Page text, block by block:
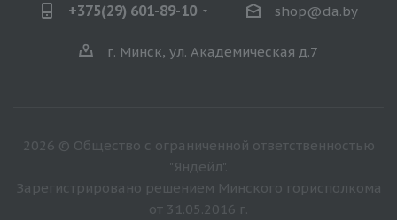
+375(29) 601-89-10 shop@da.by
г. Минск, ул. Академическая д.7
2026 © Общество с ограниченной ответственностью
"Яндейл".
Зарегистрировано решением Минского горисполкома
от 31.05.2016 г.